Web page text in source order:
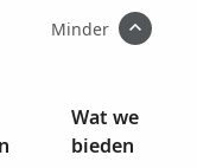
Minder
Wat we
bieden